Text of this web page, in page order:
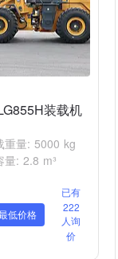
装载机
重量: 5000 kg
量: 2.8 m³
低价格
已有
222
人询
价